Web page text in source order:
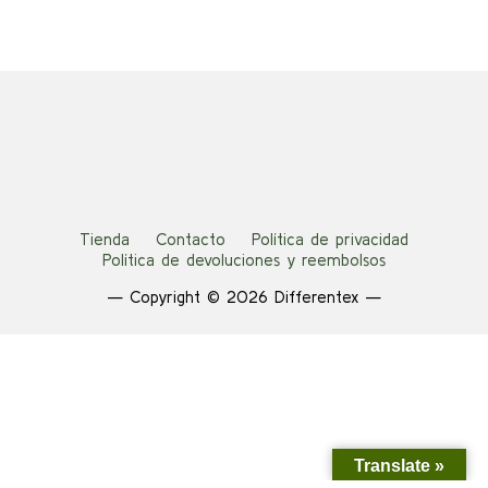
Tienda Contacto
Política de privacidad
Política de devoluciones y reembolsos
— Copyright © 2026 Differentex —
Translate »